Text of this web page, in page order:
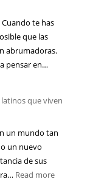
te has
que las
abrumadoras.
pensar en…
que viven
un mundo tan
un nuevo
de sus
Read more: